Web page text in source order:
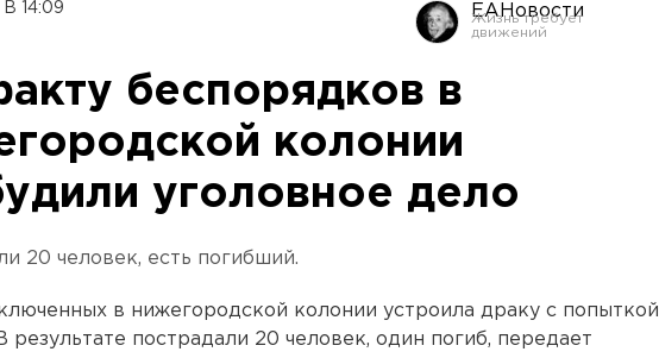
14:09 ЕАНовости
беспорядков в
колонии
уголовное дело
20 человек, есть погибший.
в нижегородской колонии устроила драку с попыткой
результате пострадали 20 человек, один погиб, передает